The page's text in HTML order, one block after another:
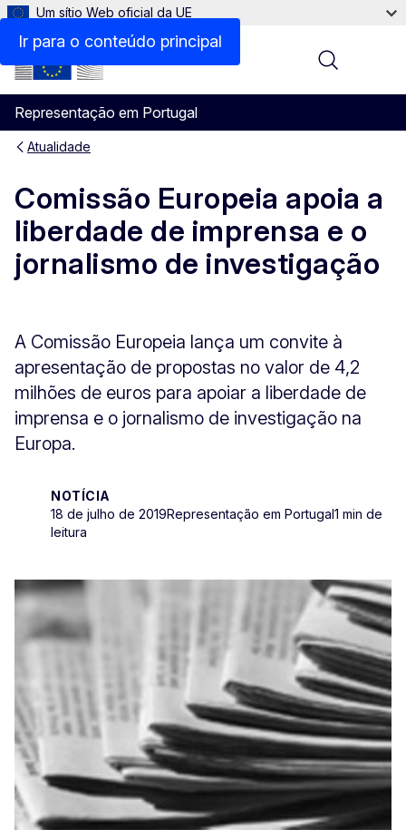
Ir para o conteúdo principal
Um sítio Web oficial da UE
Representação em Portugal
Menu
Atualidade
Comissão Europeia apoia a
liberdade de imprensa e o
jornalismo de investigação
A Comissão Europeia lança um convite à
apresentação de propostas no valor de 4,2
milhões de euros para apoiar a liberdade de
imprensa e o jornalismo de investigação na
Europa.
NOTÍCIA
18 de julho de 2019Representação em Portugal1 min de
leitura